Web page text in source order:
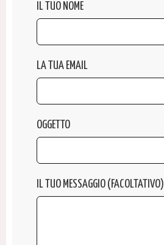
IL TUO NOME
LA TUA EMAIL
OGGETTO
IL TUO MESSAGGIO (FACOLTATIVO)